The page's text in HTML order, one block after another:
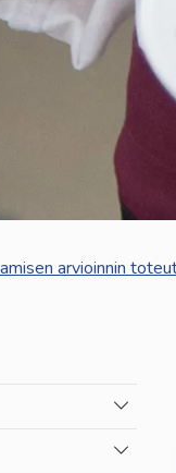
arvioinnin
Vaihda
Vaihda